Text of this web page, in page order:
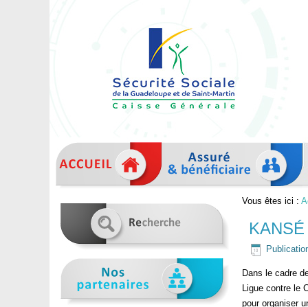
Vous êtes ici :
Dans le cadre
Ligue contre le
pour organiser